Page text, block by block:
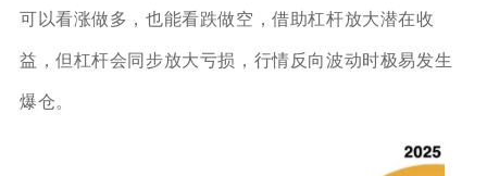
可以看涨做多，也能看跌做空，借助杠杆放大潜在收
益，但杠杆会同步放大亏损，行情反向波动时极易发生
爆仓。